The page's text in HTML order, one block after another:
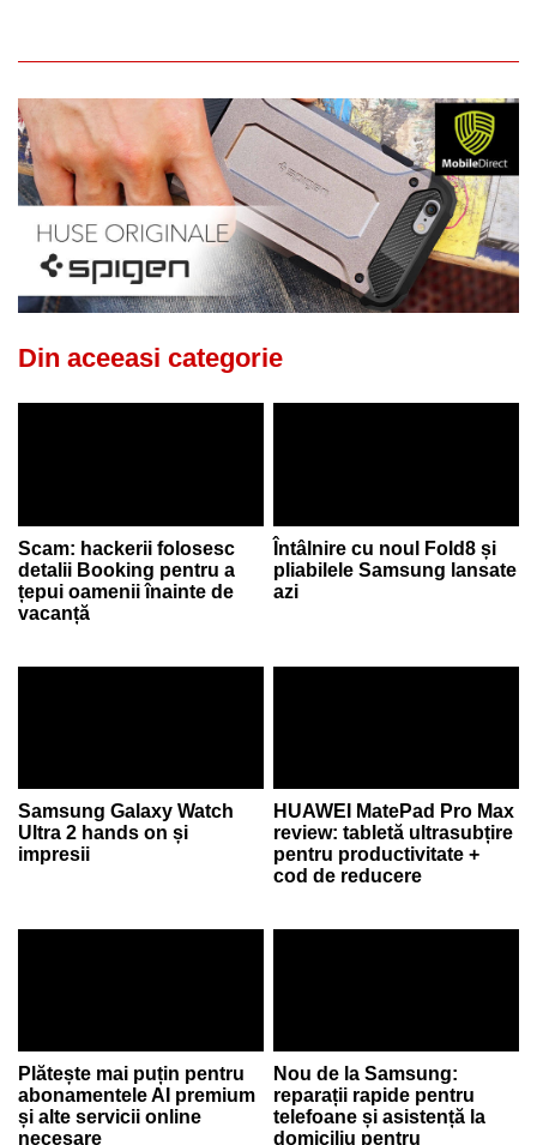
Din aceeasi categorie
Scam: hackerii folosesc
detalii Booking pentru a
țepui oamenii înainte de
vacanță
Întâlnire cu noul Fold8 și
pliabilele Samsung lansate
azi
Samsung Galaxy Watch
Ultra 2 hands on și
impresii
HUAWEI MatePad Pro Max
review: tabletă ultrasubțire
pentru productivitate +
cod de reducere
Plătește mai puțin pentru
abonamentele AI premium
și alte servicii online
necesare
Nou de la Samsung:
reparații rapide pentru
telefoane și asistență la
domiciliu pentru